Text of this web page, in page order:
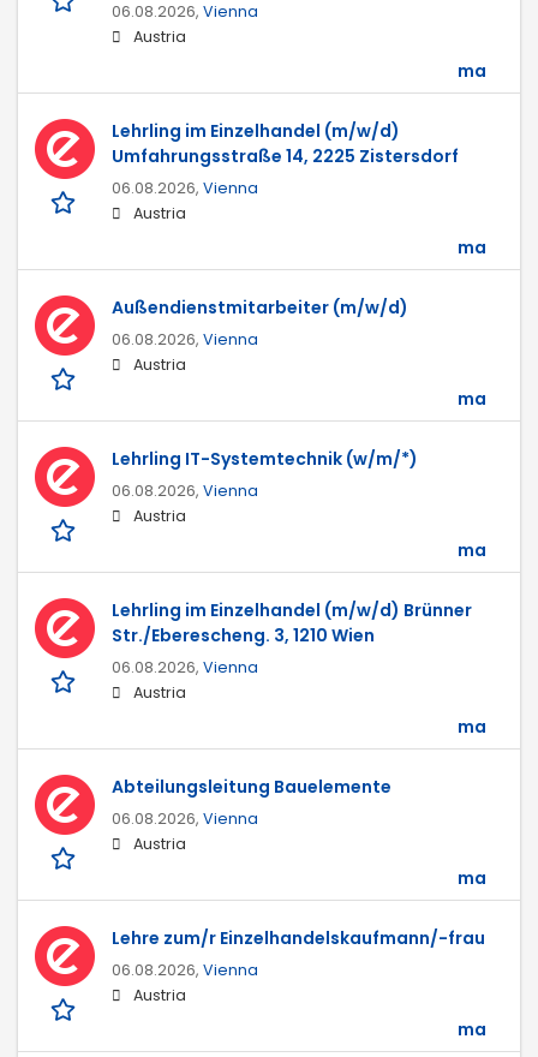
06.08.2026, Vienna
Austria
ma
Lehrling im Einzelhandel (m/w/d)
Umfahrungsstraße 14, 2225 Zistersdorf
06.08.2026, Vienna
Austria
ma
Außendienstmitarbeiter (m/w/d)
06.08.2026, Vienna
Austria
ma
Lehrling IT-Systemtechnik (w/m/*)
06.08.2026, Vienna
Austria
ma
Lehrling im Einzelhandel (m/w/d) Brünner
Str./Eberescheng. 3, 1210 Wien
06.08.2026, Vienna
Austria
ma
Abteilungsleitung Bauelemente
06.08.2026, Vienna
Austria
ma
Lehre zum/r Einzelhandelskaufmann/-frau
06.08.2026, Vienna
Austria
ma